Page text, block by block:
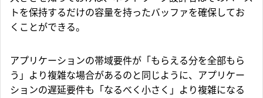
トを保持するだけの容量を持ったバッファを確保してお
くことができる。
アプリケーションの帯域要件が「もらえる分を全部もら
う」より複雑な場合があるのと同じように、アプリケー
ションの遅延要件も「なるべく小さく」より複雑になる